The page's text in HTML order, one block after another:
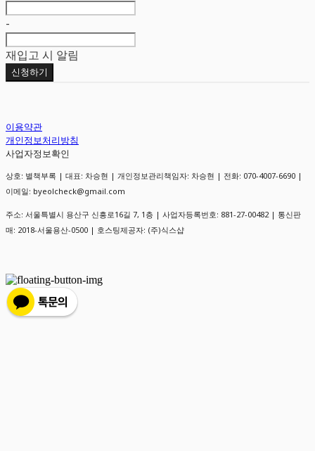
-
재입고 시 알림
신청하기
이용약관
개인정보처리방침
사업자정보확인
상호: 별책부록 | 대표: 차승현 | 개인정보관리책임자: 차승현 | 전화: 070-4007-6690 |
이메일: byeolcheck@gmail.com
주소: 서울특별시 용산구 신흥로16길 7, 1층 | 사업자등록번호: 881-27-00482 | 통신판
매: 2018-서울용산-0500 | 호스팅제공자: (주)식스샵